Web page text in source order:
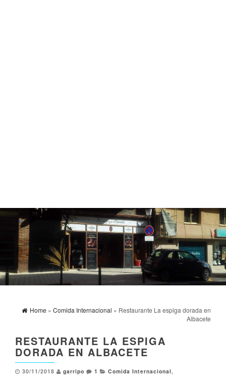
Home » Comida Internacional » Restaurante La espiga dorada en
Albacete
RESTAURANTE LA ESPIGA
DORADA EN ALBACETE
30/11/2018 garripo 1 Comida Internacional,